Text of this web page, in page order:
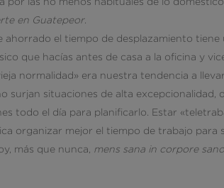
en Guatepeor.
ahorrado el tiempo de desplazamiento tiene
que hacías antes de casa a la oficina y
normalidad» era nuestra tendencia a
surjan situaciones de alta
todo el día para planificarlo. Estar
organizar mejor el tiempo de trabajo para
más que nunca, mens sana in corpore sano